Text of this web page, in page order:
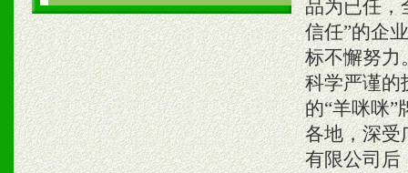
品为已任，
信任”的企
标不懈努力
科学严谨的
的“羊咪咪”
各地，深受
有限公司后